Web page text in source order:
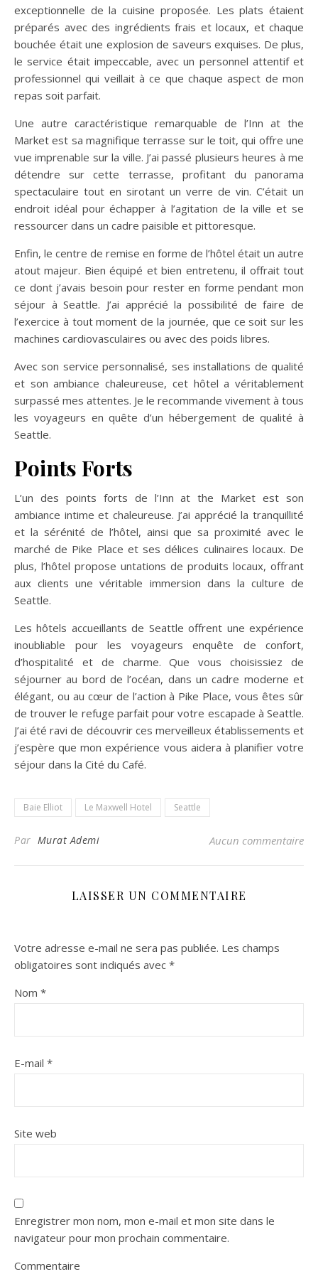
exceptionnelle de la cuisine proposée. Les plats étaient
préparés avec des ingrédients frais et locaux, et chaque
bouchée était une explosion de saveurs exquises. De plus,
le service était impeccable, avec un personnel attentif et
professionnel qui veillait à ce que chaque aspect de mon
repas soit parfait.
Une autre caractéristique remarquable de l’Inn at the
Market est sa magnifique terrasse sur le toit, qui offre une
vue imprenable sur la ville. J’ai passé plusieurs heures à me
détendre sur cette terrasse, profitant du panorama
spectaculaire tout en sirotant un verre de vin. C’était un
endroit idéal pour échapper à l’agitation de la ville et se
ressourcer dans un cadre paisible et pittoresque.
Enfin, le centre de remise en forme de l’hôtel était un autre
atout majeur. Bien équipé et bien entretenu, il offrait tout
ce dont j’avais besoin pour rester en forme pendant mon
séjour à Seattle. J’ai apprécié la possibilité de faire de
l’exercice à tout moment de la journée, que ce soit sur les
machines cardiovasculaires ou avec des poids libres.
Avec son service personnalisé, ses installations de qualité
et son ambiance chaleureuse, cet hôtel a véritablement
surpassé mes attentes. Je le recommande vivement à tous
les voyageurs en quête d’un hébergement de qualité à
Seattle.
Points Forts
L’un des points forts de l’Inn at the Market est son
ambiance intime et chaleureuse. J’ai apprécié la tranquillité
et la sérénité de l’hôtel, ainsi que sa proximité avec le
marché de Pike Place et ses délices culinaires locaux. De
plus, l’hôtel propose untations de produits locaux, offrant
aux clients une véritable immersion dans la culture de
Seattle.
Les hôtels accueillants de Seattle offrent une expérience
inoubliable pour les voyageurs enquête de confort,
d’hospitalité et de charme. Que vous choisissiez de
séjourner au bord de l’océan, dans un cadre moderne et
élégant, ou au cœur de l’action à Pike Place, vous êtes sûr
de trouver le refuge parfait pour votre escapade à Seattle.
J’ai été ravi de découvrir ces merveilleux établissements et
j’espère que mon expérience vous aidera à planifier votre
séjour dans la Cité du Café.
Baie Elliot Le Maxwell Hotel Seattle
Par Murat Ademi Aucun commentaire
LAISSER UN COMMENTAIRE
Votre adresse e-mail ne sera pas publiée. Les champs
obligatoires sont indiqués avec *
Nom *
E-mail *
Site web
Enregistrer mon nom, mon e-mail et mon site dans le
navigateur pour mon prochain commentaire.
Commentaire